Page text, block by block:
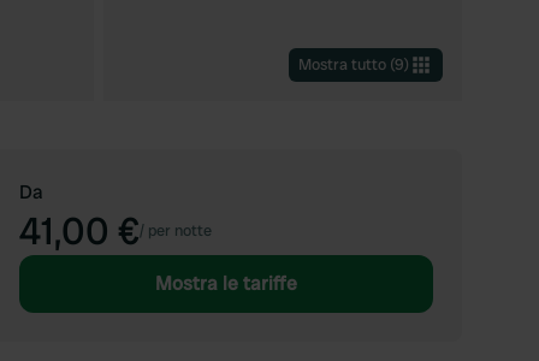
Mostra tutto (9)
Da
41,00 €/ per notte
Mostra le tariffe